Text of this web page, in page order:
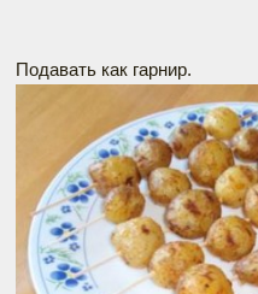
Подавать как гарнир.